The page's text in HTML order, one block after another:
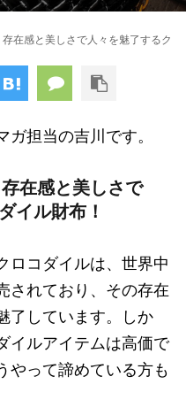
在感と美しさで人々を魅了するクロ
担当の吉川です。
在感と美しさで
イル財布！
ロコダイルは、世界中
されており、その存在
了しています。しか
イルアイテムは高価で
やって諦めている方も